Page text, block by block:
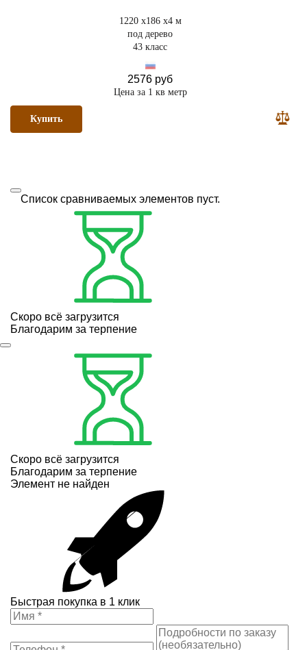
1220 x186 x4 м
под дерево
43 класс
2576 руб
Цена за 1 кв метр
Купить
Список сравниваемых элементов пуст.
Скоро всё загрузится
Благодарим за терпение
Скоро всё загрузится
Благодарим за терпение
Элемент не найден
Быстрая покупка в 1 клик